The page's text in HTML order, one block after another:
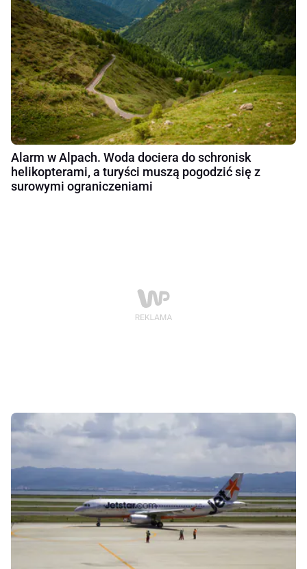
Alarm w Alpach. Woda dociera do schronisk
helikopterami, a turyści muszą pogodzić się z
surowymi ograniczeniami